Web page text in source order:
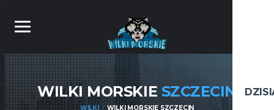
WILKI MORSKIE SZCZECIN
WILKI WILKI MORSKIE SZCZECIN